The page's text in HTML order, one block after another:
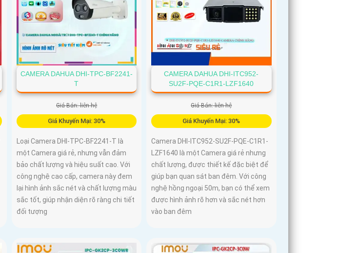
CAMERA DAHUA DHI-TPC-BF2241-
T
Giá Bán: liên hệ
Giá Khuyến Mại: 30%
Loại Camera DHI-TPC-BF2241-T là
một Camera giá rẻ, nhưng vẫn đảm
bảo chất lượng và hiệu suất cao. Với
công nghệ cao cấp, camera này đem
lại hình ảnh sắc nét và chất lượng màu
sắc tốt, giúp nhận diện rõ ràng chi tiết
đối tượng
CAMERA DAHUA DHI-ITC952-
SU2F-PQE-C1R1-LZF1640
Giá Bán: liên hệ
Giá Khuyến Mại: 30%
Camera DHI-ITC952-SU2F-PQE-C1R1-
LZF1640 là một Camera giá rẻ nhưng
chất lượng, được thiết kế đặc biệt để
giúp bạn quan sát ban đêm. Với công
nghệ hồng ngoại 50m, bạn có thể xem
được hình ảnh rõ hơn và sắc nét hơn
vào ban đêm